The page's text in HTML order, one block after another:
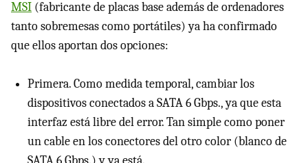
MSI (fabricante de placas base además de ordenadores
tanto sobremesas como portátiles) ya ha confirmado
que ellos aportan dos opciones:
Primera. Como medida temporal, cambiar los
dispositivos conectados aSATA6 Gbps., ya que esta
interfaz está libre del error. Tan simple como poner
un cable en los conectores del otro color (blanco de